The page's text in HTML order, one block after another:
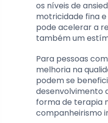
os níveis de
motricidade fina
pode acelerar a
também um
Para pessoas
melhoria na
podem se
desenvolvimento
forma de terapia
companheirismo